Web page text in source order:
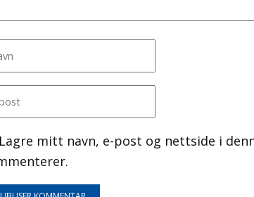
Lagre mitt navn, e-post og nettside i